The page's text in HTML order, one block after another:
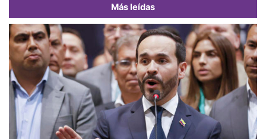
Más leídas